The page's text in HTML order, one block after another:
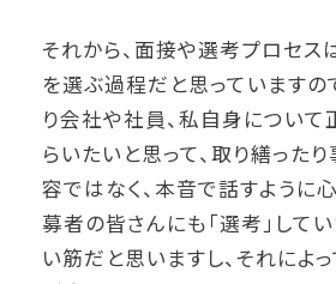
それから、面接や選考プロセス
を選ぶ過程だと思っていますの
り会社や社員、私自身について
らいたいと思って、取り繕った
容ではなく、本音で話すように
募者の皆さんにも「選考」して
い筋だと思いますし、それによ